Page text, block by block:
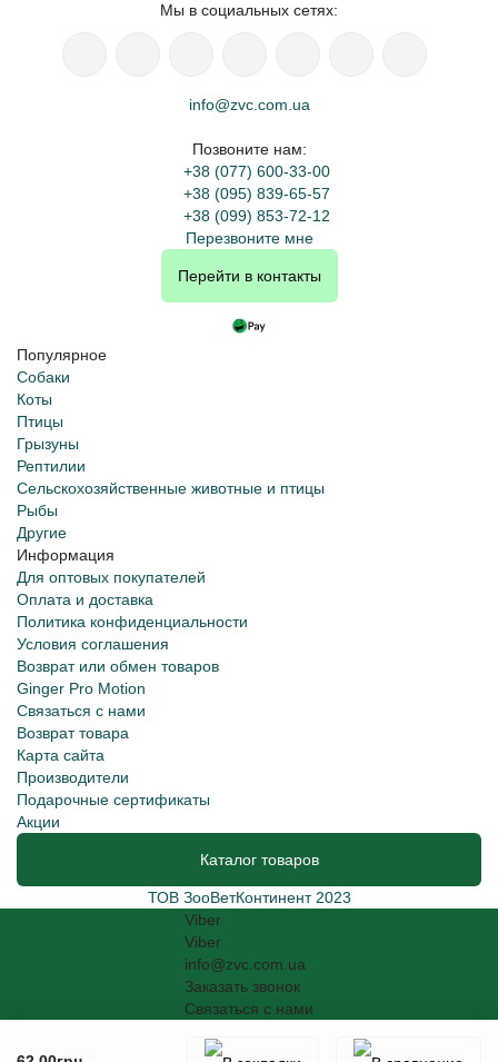
Мы в социальных сетях:
info@zvc.com.ua
Позвоните нам:
+38 (077) 600-33-00
+38 (095) 839-65-57
+38 (099) 853-72-12
Перезвоните мне
Перейти в контакты
Популярное
Собаки
Коты
Птицы
Грызуны
Рептилии
Сельскохозяйственные животные и птицы
Рыбы
Другие
Информация
Для оптовых покупателей
Оплата и доставка
Политика конфиденциальности
Условия соглашения
Возврат или обмен товаров
Ginger Pro Motion
Связаться с нами
Возврат товара
Карта сайта
Производители
Подарочные сертификаты
Акции
Каталог товаров
ТОВ ЗооВетКонтинент 2023
Viber
Viber
info@zvc.com.ua
Заказать звонок
Связаться с нами